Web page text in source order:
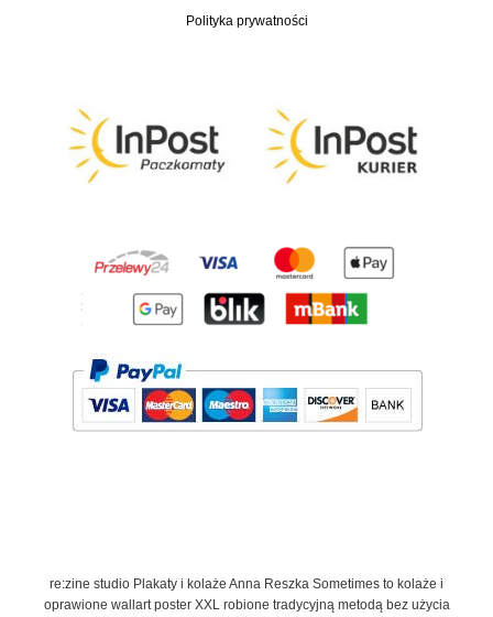
Polityka prywatności
re:zine studio Plakaty i kolaże Anna Reszka Sometimes to kolaże i
oprawione wallart poster XXL robione tradycyjną metodą bez użycia